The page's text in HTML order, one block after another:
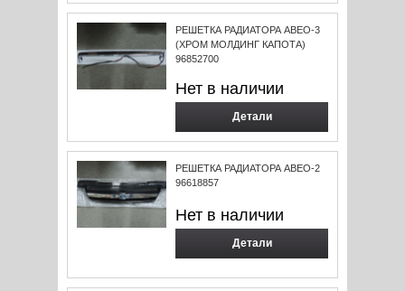
РЕШЕТКА РАДИАТОРА АВЕО-3
(ХРОМ МОЛДИНГ КАПОТА)
96852700
Нет в наличии
Детали
РЕШЕТКА РАДИАТОРА АВЕО-2
96618857
Нет в наличии
Детали